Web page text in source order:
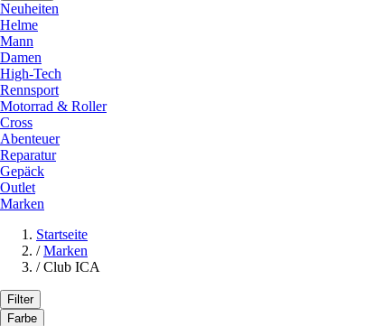
Neuheiten
Helme
Mann
Damen
High-Tech
Rennsport
Motorrad & Roller
Cross
Abenteuer
Reparatur
Gepäck
Outlet
Marken
Startseite
/ Marken
/ Club ICA
Filter
Farbe